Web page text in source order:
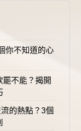
你不知道的心
不能？揭開
的熱點？3個